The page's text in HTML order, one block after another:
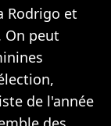
Rodrigo et
On peut
de l'année